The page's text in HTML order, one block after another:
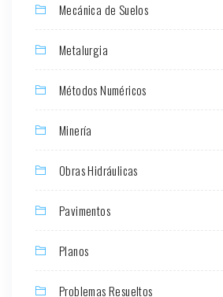
Mecánica de Suelos
Metalurgia
Métodos Numéricos
Minería
Obras Hidráulicas
Pavimentos
Planos
Problemas Resueltos